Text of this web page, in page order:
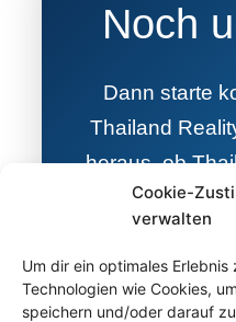
Cookie-
verwalten
Um dir ein optimales
Technologien wie Cookies,
speichern und/oder darauf
Noch
Dann starte
Thailand
heraus, ob
Reality